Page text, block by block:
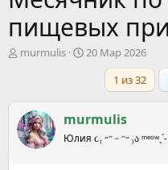
пищевых
А
т
е
murmulis
Д
а
ч
20 Мар 2026
1 из 32
murmulis
Юлия ૮₍ ˶ᵔ ᵕ ᵔ˶ ₎ა ᵐᵉᵒʷˎˊ˗